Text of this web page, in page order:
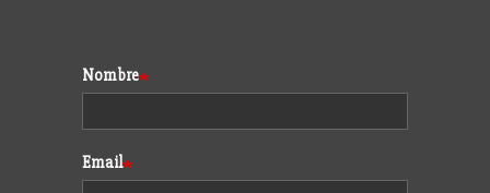
Formulario
Nombre
Email